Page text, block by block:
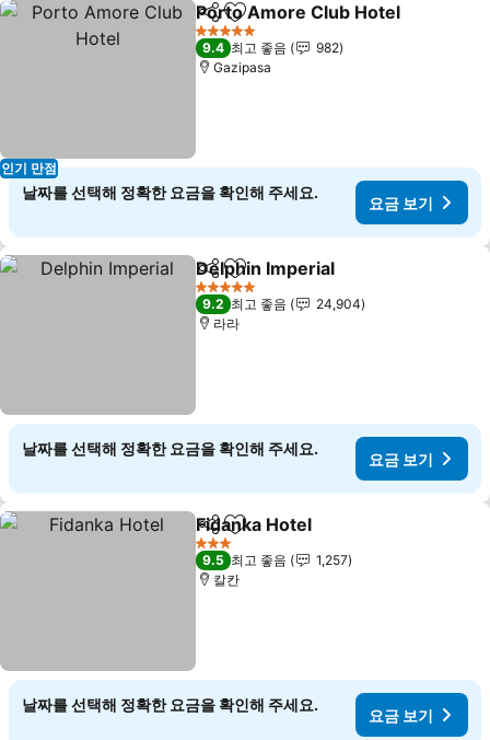
인기 만점
공유 즐겨찾기에 추가
Porto Amore Club Hotel
5 성급
9.4 최고 좋음
982
Gazipasa
날짜를 선택해 정확한 요금을 확인해 주세요.
요금 보기
공유 즐겨찾기에 추가
Delphin Imperial
5 성급
9.2 최고 좋음
24,904
라라
날짜를 선택해 정확한 요금을 확인해 주세요.
요금 보기
공유 즐겨찾기에 추가
Fidanka Hotel
3 성급
9.5 최고 좋음
1,257
칼칸
날짜를 선택해 정확한 요금을 확인해 주세요.
요금 보기